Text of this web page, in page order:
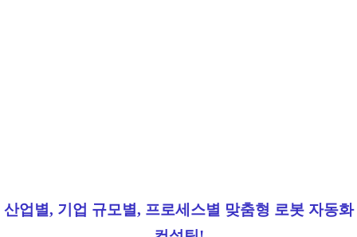
산업별, 기업 규모별, 프로세스별 맞춤형 로봇 자동화